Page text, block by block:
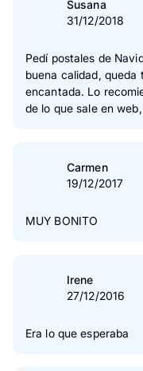
Susana
31/12/2018
Pedí postales de
buena calidad, queda
encantada. Lo
de lo que sale en
Carmen
19/12/2017
MUY BONITO
Irene
27/12/2016
Era lo que esperaba